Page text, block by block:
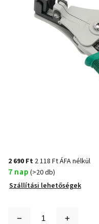
2 690 Ft 2 118 Ft ÁFA nélkül
7 nap (>20 db)
Szállítási lehetőségek